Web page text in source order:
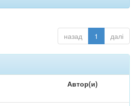
назад 1 далі
Автор(и)